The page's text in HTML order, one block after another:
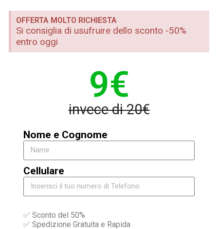
OFFERTA MOLTO RICHIESTA
Si consiglia di usufruire dello sconto -50%
entro oggi
9€
invece di 20€
Nome e Cognome
Cellulare
✅ Sconto del 50%
✅ Spedizione Gratuita e Rapida